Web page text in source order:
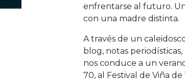
enfrentarse al futuro.
con una madre distinta.
A través de un
blog, notas
nos conduce a un
70, al Festival de Viña